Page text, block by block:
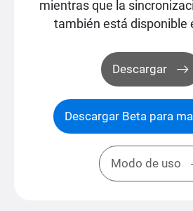
mientras que la
también está disponible
Descargar
Descargar Beta para
Modo de uso